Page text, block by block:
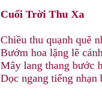
Cuối Trời Thu Xa
Chiều thu quạnh quẽ
Bướm hoa lặng lẽ
Mây lang thang bước
Dọc ngang tiếng nhạn